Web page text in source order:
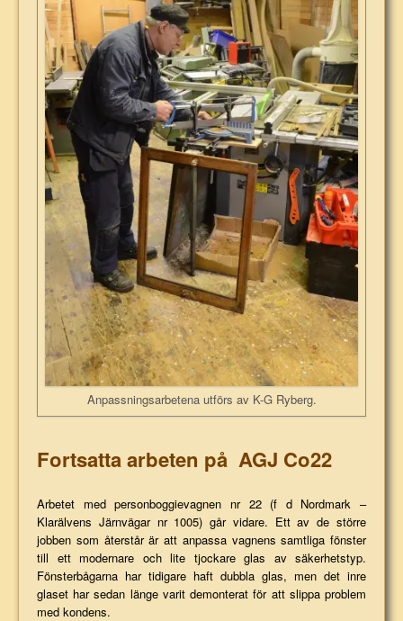
Anpassningsarbetena utförs av K-G Ryberg.
Fortsatta arbeten på AGJ Co22
Arbetet med personboggievagnen nr 22 (f d Nordmark –
Klarälvens Järnvägar nr 1005) går vidare. Ett av de större
jobben som återstår är att anpassa vagnens samtliga fönster
till ett modernare och lite tjockare glas av säkerhetstyp.
Fönsterbågarna har tidigare haft dubbla glas, men det inre
glaset har sedan länge varit demonterat för att slippa problem
med kondens.